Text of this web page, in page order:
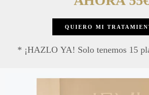
QUIERO MI
* ¡HAZLO YA! Solo tenemos 15